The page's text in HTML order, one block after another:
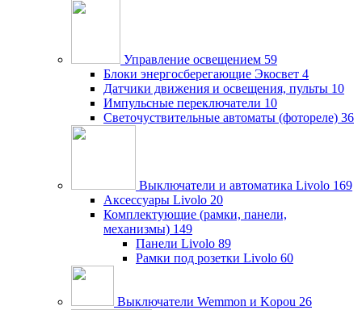
Управление освещением 59
Блоки энергосберегающие Экосвет 4
Датчики движения и освещения, пульты 10
Импульсные переключатели 10
Светочуствительные автоматы (фотореле) 36
Выключатели и автоматика Livolo 169
Аксессуары Livolo 20
Комплектующие (рамки, панели,
механизмы) 149
Панели Livolo 89
Рамки под розетки Livolo 60
Выключатели Wemmon и Kopou 26